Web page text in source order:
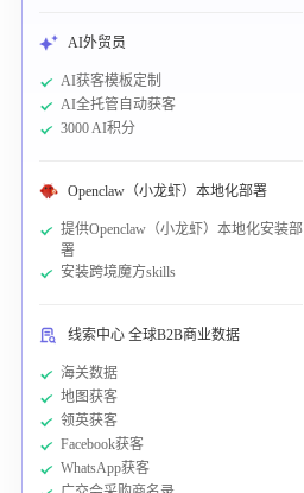
AI外贸员
AI获客模板定制
AI全托管自动获客
3000 AI积分
Openclaw（小龙虾）本地化部署
提供Openclaw（小龙虾）本地化安装部
署
安装跨境魔方skills
线索中心 全球B2B商业数据
海关数据
地图获客
领英获客
Facebook获客
WhatsApp获客